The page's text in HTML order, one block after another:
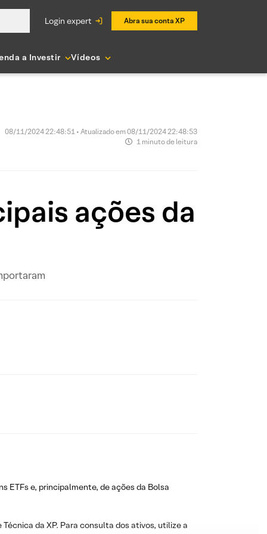
login expert Abra sua conta XP
a Investir Vídeos
08/11/2024 22:48:51 • Atualizado em 08/11/2024 22:48:53
1 minuto de leitura
ações da
ETFs e, principalmente, de ações da Bolsa
da XP. Para consulta dos ativos, utilize a